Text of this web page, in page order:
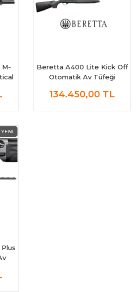
M-
Beretta A400 Lite Kick Off
Otomatik Av Tüfeği
134.450,00 TL